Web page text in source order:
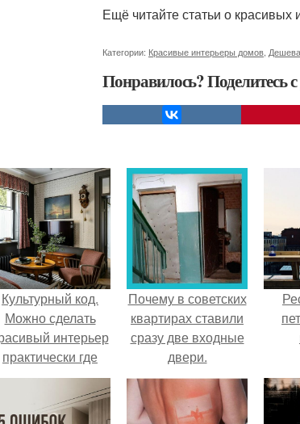
Ещё читайте статьи о красивых
Категории: Красивые интерьеры домов
Понравилось? Поделитесь
Культурный код.
Можно сделать
интерьер
практически где
угодно.
Почему в советских
квартирах ставили
сразу две входные
двери.